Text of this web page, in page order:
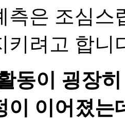
측은 조심스
키려고 합니
동이 굉장
이 이어졌는